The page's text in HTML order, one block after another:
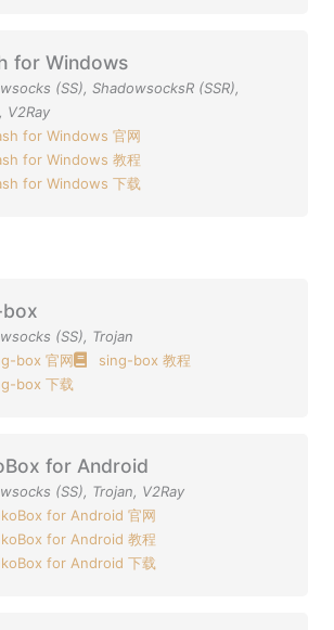
for Windows
(SS), ShadowsocksR (SSR),
, V2Ray
for Windows 官网
for Windows 教程
for Windows 下载
(SS), Trojan
box 官网
sing-box 教程
box 下载
for Android
(SS), Trojan, V2Ray
for Android 官网
for Android 教程
for Android 下载